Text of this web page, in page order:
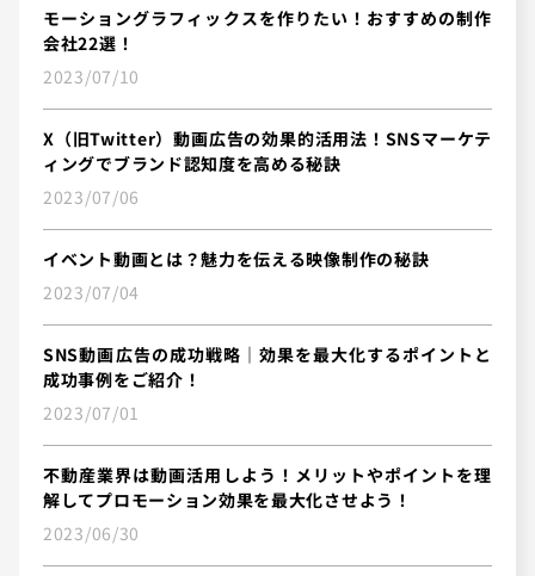
モーショングラフィックスを作りたい！おすすめの制作
会社22選！
2023/07/10
X（旧Twitter）動画広告の効果的活用法！SNSマーケテ
ィングでブランド認知度を高める秘訣
2023/07/06
イベント動画とは？魅力を伝える映像制作の秘訣
2023/07/04
SNS動画広告の成功戦略｜効果を最大化するポイントと
成功事例をご紹介！
2023/07/01
不動産業界は動画活用しよう！メリットやポイントを理
解してプロモーション効果を最大化させよう！
2023/06/30